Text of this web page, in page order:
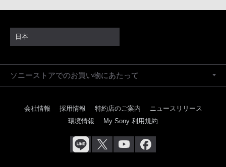
日本
ソニーストアでのお買い物にあたって
会社情報 採用情報 特約店のご案内
ニュースリリース
環境情報
My Sony 利用規約